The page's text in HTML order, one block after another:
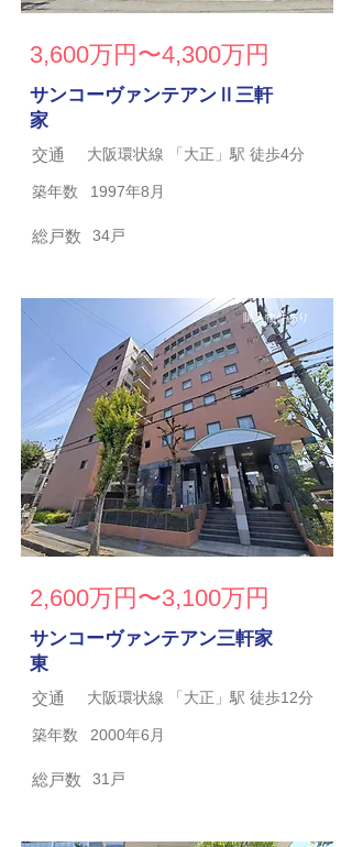
3,600万円〜4,300万円
サンコーヴァンテアンⅡ三軒
家
交通 大阪環状線 「大正」駅 徒歩4分
築年数 1997年8月
総戸数 34戸
購入物件あり
2,600万円〜3,100万円
サンコーヴァンテアン三軒家
東
交通 大阪環状線 「大正」駅 徒歩12分
築年数 2000年6月
総戸数 31戸